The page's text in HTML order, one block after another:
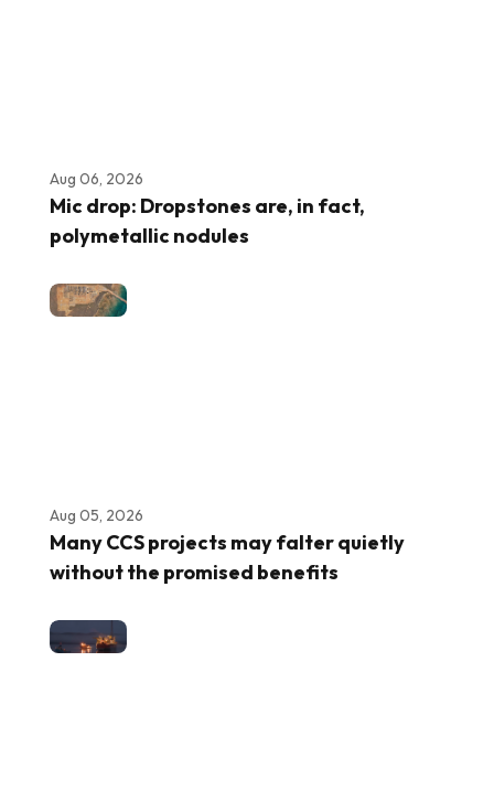
Aug 06, 2026
Mic drop: Dropstones are, in fact,
polymetallic nodules
Aug 05, 2026
Many CCS projects may falter quietly
without the promised benefits